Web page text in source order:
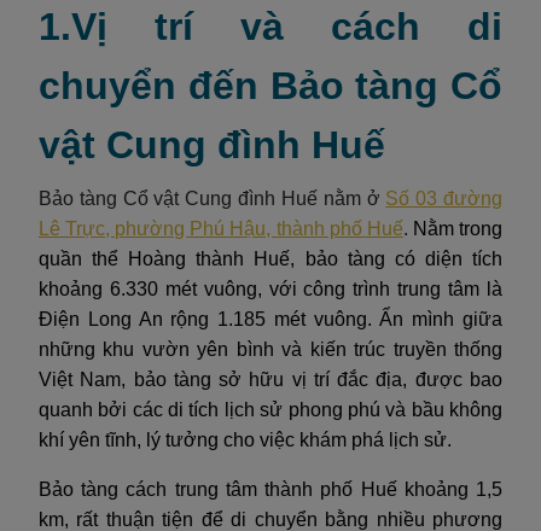
1.Vị trí và cách di
chuyển đến Bảo tàng Cổ
vật Cung đình Huế
Bảo tàng Cổ vật Cung đình Huế nằm ở Số 03 đường
Lê Trực, phường Phú Hậu, thành phố Huế. Nằm trong
quần thể Hoàng thành Huế, bảo tàng có diện tích
khoảng 6.330 mét vuông, với công trình trung tâm là
Điện Long An rộng 1.185 mét vuông. Ẩn mình giữa
những khu vườn yên bình và kiến trúc truyền thống
Việt Nam, bảo tàng sở hữu vị trí đắc địa, được bao
quanh bởi các di tích lịch sử phong phú và bầu không
khí yên tĩnh, lý tưởng cho việc khám phá lịch sử.
Bảo tàng cách trung tâm thành phố Huế khoảng 1,5
km, rất thuận tiện để di chuyển bằng nhiều phương